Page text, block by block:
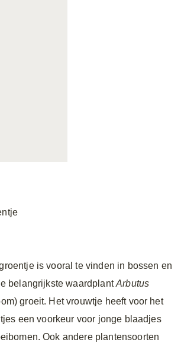
is vooral te vinden in bossen en
belangrijkste waardplantArbutus
groeit. Het vrouwtje heeft voor het
een voorkeur voor jonge blaadjes
Ook andere plantensoorten